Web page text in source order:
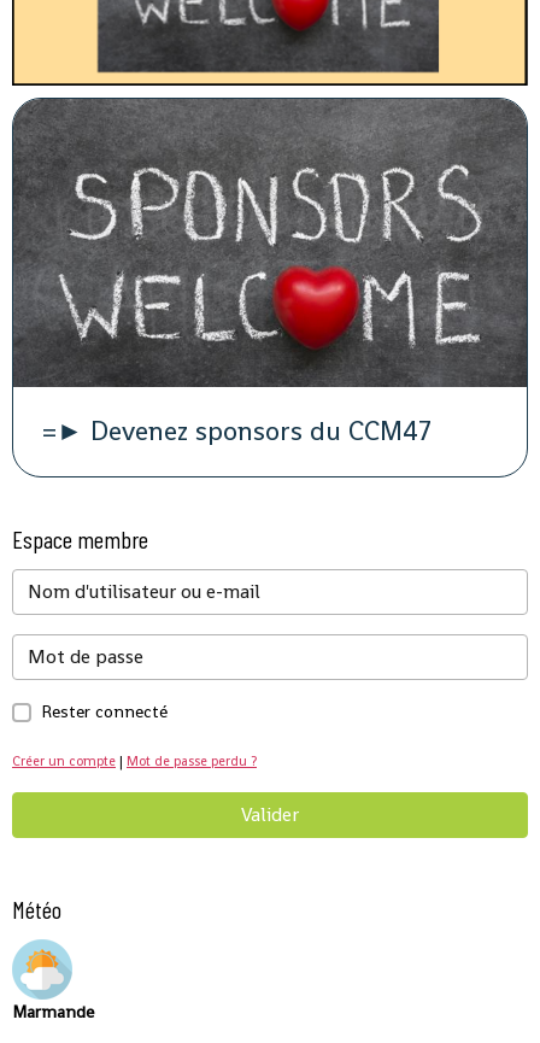
=► Devenez sponsors du CCM47
Espace membre
Rester connecté
Créer un compte | Mot de passe perdu ?
Valider
Météo
Marmande